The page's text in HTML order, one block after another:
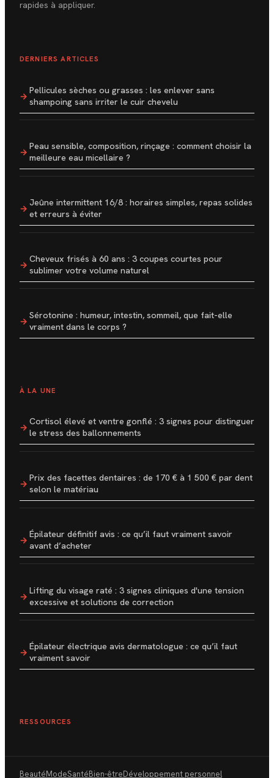
rapides à appliquer.
DERNIERS ARTICLES
Pellicules sèches ou grasses : les enlever sans
shampoing sans irriter le cuir chevelu
Peau sensible, composition, rinçage : comment choisir la
meilleure eau micellaire ?
Jeûne intermittent 16/8 : horaires simples, repas solides
et erreurs à éviter
Cheveux frisés à 60 ans : 3 coupes courtes pour
sublimer votre volume naturel
Sérotonine : humeur, intestin, sommeil, que fait-elle
vraiment dans le corps ?
À LA UNE
Cortisol élevé et ventre gonflé : 3 signes pour distinguer
le stress des ballonnements
Prix des facettes dentaires : de 170 € à 1 500 € par dent
selon le matériau
Épilateur définitif avis : ce qu’il faut vraiment savoir
avant d’acheter
Lifting du visage raté : 3 signes cliniques d'une tension
excessive et solutions de correction
Épilateur électrique avis dermatologue : ce qu’il faut
vraiment savoir
RESSOURCES
BeautéModeSantéBien-êtreDéveloppement personnel